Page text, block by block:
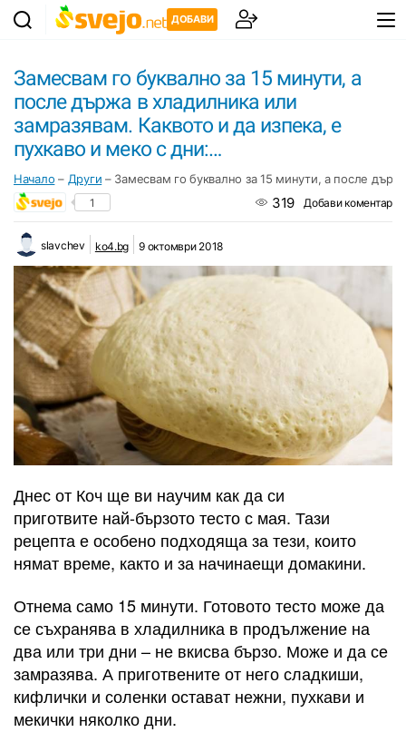
ДОБАВИ
Замесвам го буквално за 15 минути, а
после държа в хладилника или
замразявам. Каквото и да изпека, е
пухкаво и меко с дни:…
Начало – Други – Замесвам го буквално за 15 минути, а после
1 319 Добави коментар
slavchev ko4.bg 9 октомври 2018
Днес от Коч ще ви научим как да си
приготвите най-бързото тесто с мая. Тази
рецепта е особено подходяща за тези, които
нямат време, както и за начинаещи домакини.
Отнема само 15 минути. Готовото тесто може да
се съхранява в хладилника в продължение на
два или три дни – не вкисва бързо. Може и да се
замразява. А приготвените от него сладкиши,
кифлички и соленки остават нежни, пухкави и
мекички няколко дни.